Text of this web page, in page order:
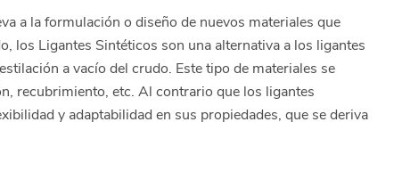
a la formulación o diseño de nuevos materiales que
los Ligantes Sintéticos son una alternativa a los ligantes
a vacío del crudo. Este tipo de materiales se
recubrimiento, etc. Al contrario que los ligantes
y adaptabilidad en sus propiedades, que se deriva